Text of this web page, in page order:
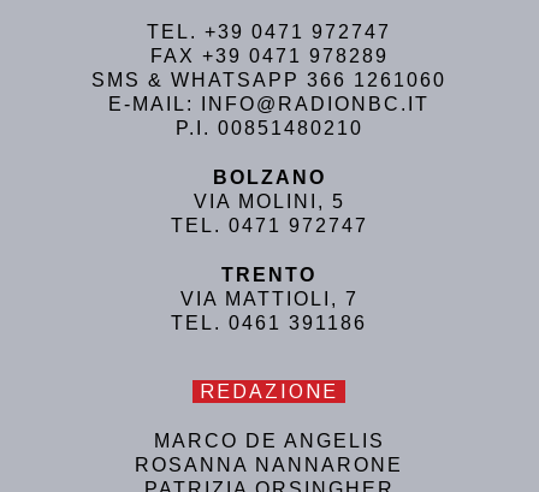
TEL. +39 0471 972747
FAX +39 0471 978289
SMS & WHATSAPP 366 1261060
E-MAIL: INFO@RADIONBC.IT
P.I. 00851480210
BOLZANO
VIA MOLINI, 5
TEL. 0471 972747
TRENTO
VIA MATTIOLI, 7
TEL. 0461 391186
REDAZIONE
MARCO DE ANGELIS
ROSANNA NANNARONE